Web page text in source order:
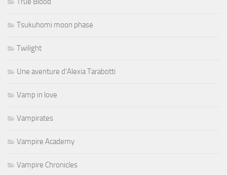
Tsukuhomi moon phase
Twilight
Une aventure d'Alexia Tarabotti
Vamp in love
Vampirates
Vampire Academy
Vampire Chronicles